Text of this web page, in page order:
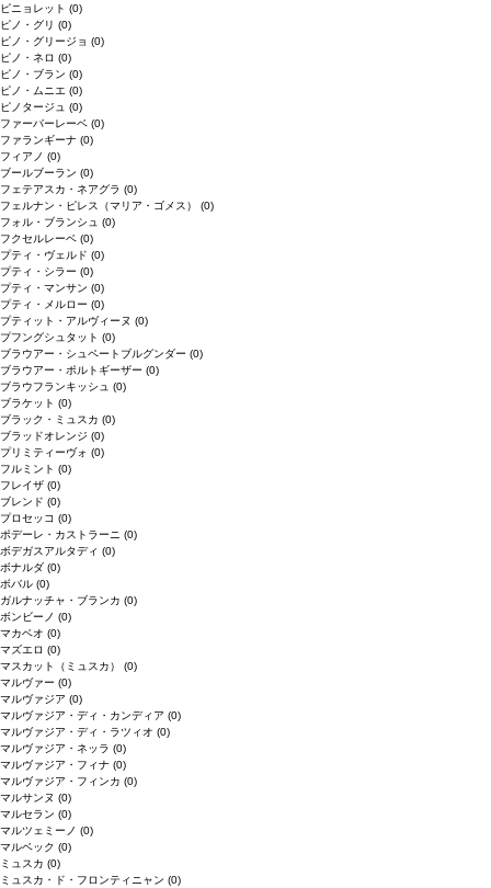
ピニョレット (0)
ピノ・グリ (0)
ピノ・グリージョ (0)
ピノ・ネロ (0)
ピノ・ブラン (0)
ピノ・ムニエ (0)
ピノタージュ (0)
ファーバーレーベ (0)
ファランギーナ (0)
フィアノ (0)
ブールブーラン (0)
フェテアスカ・ネアグラ (0)
フェルナン・ピレス（マリア・ゴメス） (0)
フォル・ブランシュ (0)
フクセルレーベ (0)
プティ・ヴェルド (0)
プティ・シラー (0)
プティ・マンサン (0)
プティ・メルロー (0)
プティット・アルヴィーヌ (0)
プフングシュタット (0)
ブラウアー・シュペートブルグンダー (0)
ブラウアー・ポルトギーザー (0)
ブラウフランキッシュ (0)
ブラケット (0)
ブラック・ミュスカ (0)
ブラッドオレンジ (0)
プリミティーヴォ (0)
フルミント (0)
フレイザ (0)
ブレンド (0)
プロセッコ (0)
ポデーレ・カストラーニ (0)
ボデガスアルタディ (0)
ボナルダ (0)
ボバル (0)
ガルナッチャ・ブランカ (0)
ボンビーノ (0)
マカベオ (0)
マズエロ (0)
マスカット（ミュスカ） (0)
マルヴァー (0)
マルヴァジア (0)
マルヴァジア・ディ・カンディア (0)
マルヴァジア・ディ・ラツィオ (0)
マルヴァジア・ネッラ (0)
マルヴァジア・フィナ (0)
マルヴァジア・フィンカ (0)
マルサンヌ (0)
マルセラン (0)
マルツェミーノ (0)
マルベック (0)
ミュスカ (0)
ミュスカ・ド・フロンティニャン (0)